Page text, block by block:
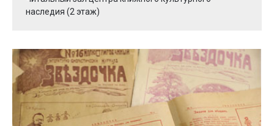
наследия (2 этаж)